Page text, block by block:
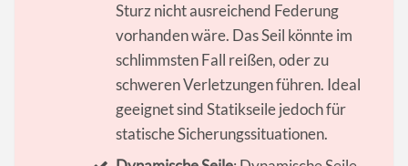
Sturz nicht ausreichend Federung
vorhanden wäre. Das Seil könnte im
schlimmsten Fall reißen, oder zu
schweren Verletzungen führen. Ideal
geeignet sind Statikseile jedoch für
statische Sicherungssituationen.